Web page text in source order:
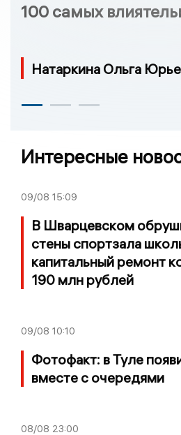
100 самых
Натаркина Ольга
Интересные
09/08 15:09
В Шварцевском
стены спортзала
капитальный ремонт
190 млн рублей
09/08 10:10
Фотофакт: в Туле
вместе с очередями
08/08 23:00